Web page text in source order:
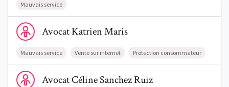
Mauvais service
Voir le profil de AvocatKatrien Maris
AvocatKatrienMaris
Mauvais service Vente sur internet Protection consommateur
Voir le profil de AvocatCéline Sanchez Ruiz
AvocatCélineSanchez Ruiz